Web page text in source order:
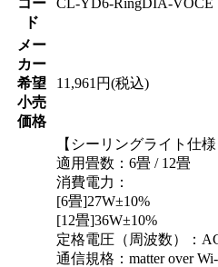
ド
メー
カー
希望
小売
価格
11,961円(税込)
【シーリングライト仕様
適用畳数：6畳 / 12畳
消費電力：
[6畳]27W±10%
[12畳]36W±10%
定格電圧（周波数）：
通信規格：matter over